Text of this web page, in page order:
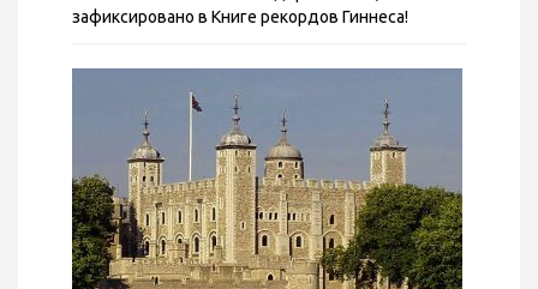
зафиксировано в Книге рекордов Гиннеса!